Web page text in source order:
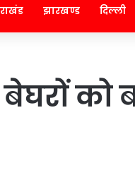
झारखण्ड दिल्ली
को